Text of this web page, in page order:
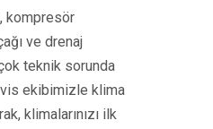
kompresör
ve drenaj
teknik sorunda
ekibimizle klima
klimalarınızı ilk